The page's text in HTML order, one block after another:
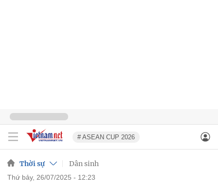
# ASEAN CUP 2026
Thời sự Dân sinh
thứ bảy, 26/07/2025 - 12:23